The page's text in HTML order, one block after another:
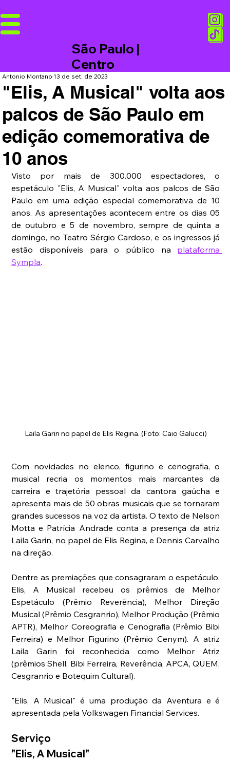
São Paulo |
Centro
"Elis, A Musical" volta aos
palcos de São Paulo em
edição comemorativa de
10 anos
Antonio Montano13 de set. de 2023
Visto por mais de 300.000 espectadores, o
espetáculo "Elis, A Musical" volta aos palcos de São
Paulo em uma edição especial comemorativa de 10
anos. As apresentações acontecem entre os dias 05
de outubro e 5 de novembro, sempre de quinta a
domingo, no Teatro Sérgio Cardoso, e os ingressos já
estão disponíveis para o público na plataforma
Sympla.
Laila Garin no papel de Elis Regina. (Foto: Caio Galucci)
Com novidades no elenco, figurino e cenografia, o
musical recria os momentos mais marcantes da
carreira e trajetória pessoal da cantora gaúcha e
apresenta mais de 50 obras musicais que se tornaram
grandes sucessos na voz da artista. O texto de Nelson
Motta e Patrícia Andrade conta a presença da atriz
Laila Garin, no papel de Elis Regina, e Dennis Carvalho
na direção.
Dentre as premiações que consagraram o espetáculo,
Elis, A Musical recebeu os prêmios de Melhor
Espetáculo (Prêmio Reverência), Melhor Direção
Musical (Prêmio Cesgranrio), Melhor Produção (Prêmio
APTR), Melhor Coreografia e Cenografia (Prêmio Bibi
Ferreira) e Melhor Figurino (Prêmio Cenym). A atriz
Laila Garin foi reconhecida como Melhor Atriz
(prêmios Shell, Bibi Ferreira, Reverência, APCA, QUEM,
Cesgranrio e Botequim Cultural).
"Elis, A Musical" é uma produção da Aventura e é
apresentada pela Volkswagen Financial Services.
Serviço
"Elis, A Musical"